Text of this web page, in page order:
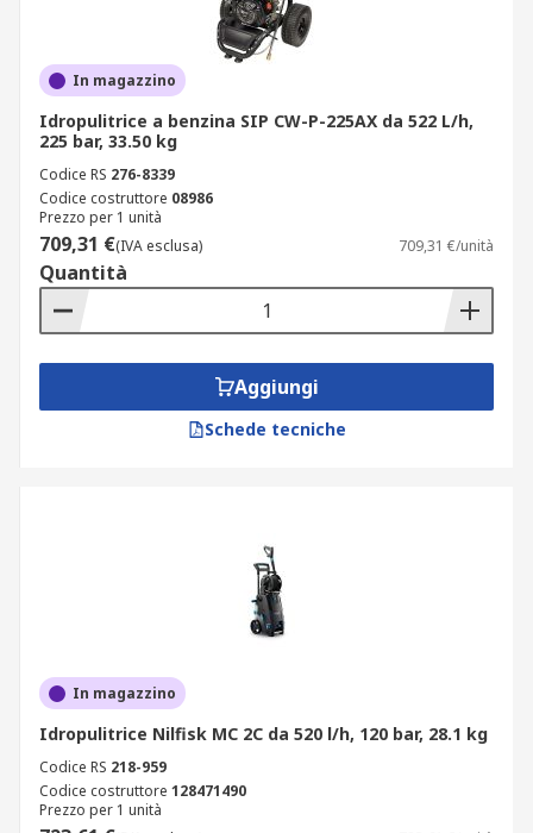
In magazzino
Idropulitrice a benzina SIP CW-P-225AX da 522 L/h,
225 bar, 33.50 kg
Codice RS 276-8339
Codice costruttore 08986
Prezzo per 1 unità
709,31 €(IVA esclusa) 709,31 €/unità
Quantità
Aggiungi
Schede tecniche
In magazzino
Idropulitrice Nilfisk MC 2C da 520 l/h, 120 bar, 28.1 kg
Codice RS 218-959
Codice costruttore 128471490
Prezzo per 1 unità